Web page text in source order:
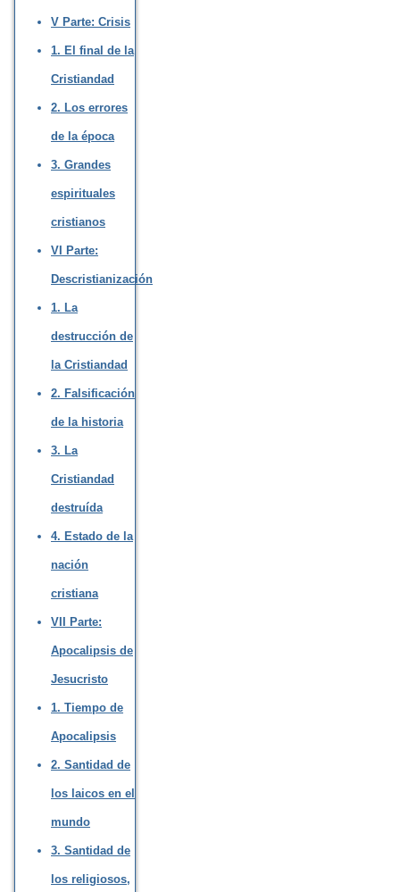
V Parte: Crisis
1. El final de la
Cristiandad
2. Los errores
de la época
3. Grandes
espirituales
cristianos
VI Parte:
Descristianización
1. La
destrucción de
la Cristiandad
2. Falsificación
de la historia
3. La
Cristiandad
destruída
4. Estado de la
nación
cristiana
VII Parte:
Apocalipsis de
Jesucristo
1. Tiempo de
Apocalipsis
2. Santidad de
los laicos en el
mundo
3. Santidad de
los religiosos,